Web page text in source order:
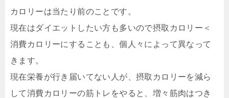
カロリーは当たり前のことです。
現在はダイエットしたい方も多いので摂取カロリー＜
消費カロリーにすることも、個人々によって異なって
きます。
現在栄養が行き届いてない人が、摂取カロリーを減ら
して消費カロリーの筋トレをやると、増々筋肉はつき